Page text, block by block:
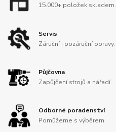
15.000+ položek skladem.
Servis
Záruční i pozáruční opravy.
Půjčovna
Zapůjčení strojů a nářadí.
Odborné poradenství
Pomůžeme s výběrem.